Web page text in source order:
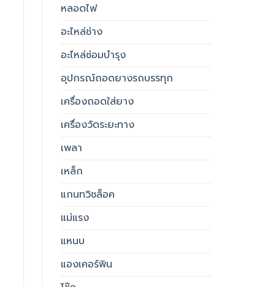
หลอดไฟ
อะไหล่ช่าง
อะไหล่ซ่อมบำรุง
อุปกรณ์ถอดยางรถบรรทุก
เครื่องถอดใส่ยาง
เครื่องวัดระยะทาง
เพลา
เหล็ก
แกนทวิชล็อค
แม่แรง
แหนบ
แองเคอร์พิน